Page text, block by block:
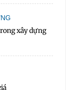
xây dựng